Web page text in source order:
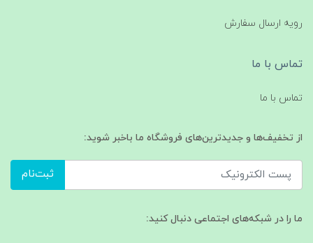
رویه ارسال سفارش
تماس با ما
تماس با ما
از تخفیف‌ها و جدیدترین‌های فروشگاه ما باخبر شوید:
ثبت‌نام
ما را در شبکه‌های اجتماعی دنبال کنید: